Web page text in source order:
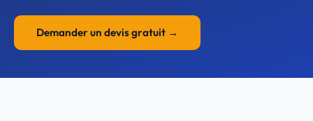
Demander un devis gratuit →